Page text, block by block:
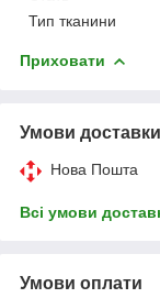
Тип тканини
Приховати
Умови доставки
Нова Пошта
Всі умови
Умови оплати